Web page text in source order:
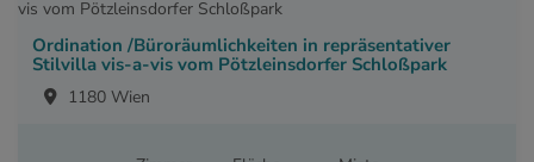
Ordination /Büroräumlichkeiten in repräsentativer
Stilvilla vis-a-vis vom Pötzleinsdorfer Schloßpark
1180 Wien